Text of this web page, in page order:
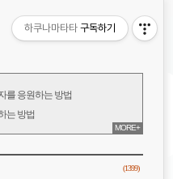
를 응원하는 방법
는 방법
구?
MORE+
(1399)
하쿠나마타타 구독하기